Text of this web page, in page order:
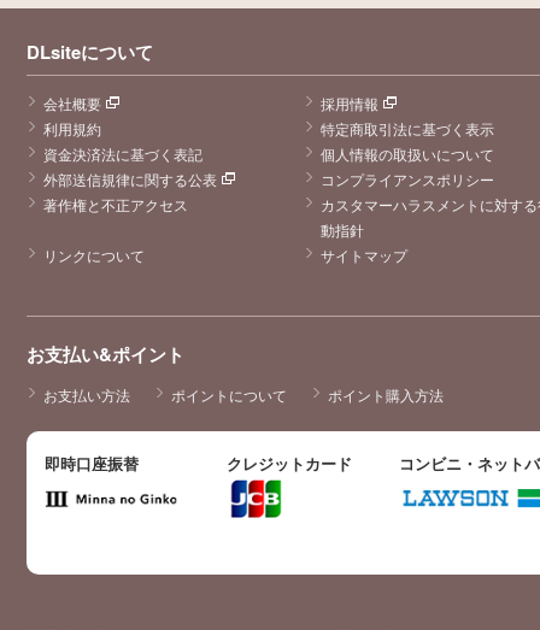
DLsiteについて
会社概要
採用情報
利用規約
特定商取引法に基づく表示
資金決済法に基づく表記
個人情報の取扱いについて
外部送信規律に関する公表
コンプライアンスポリシー
著作権と不正アクセス
カスタマーハラスメントに対す
動指針
リンクについて
サイトマップ
お支払い&ポイント
お支払い方法 ポイントについて ポイント購入方法
即時口座振替 クレジットカード コンビニ・ネット